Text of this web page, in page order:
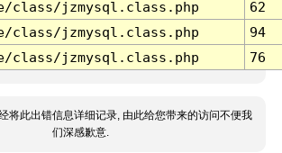
class/jzmysql.class.php
62
class/jzmysql.class.php
94
class/jzmysql.class.php 76
将此出错信息详细记录, 由此给您带来的访问不便我
们深感歉意.